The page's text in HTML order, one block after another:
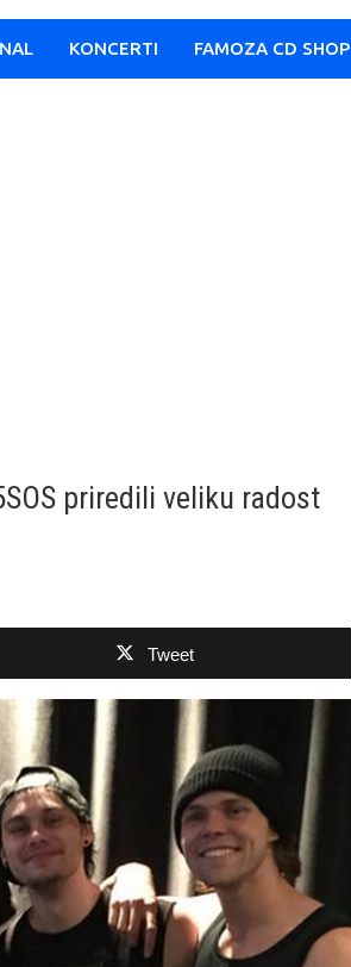
KONCERTI FAMOZA CD SHOP
priredili veliku radost
Tweet